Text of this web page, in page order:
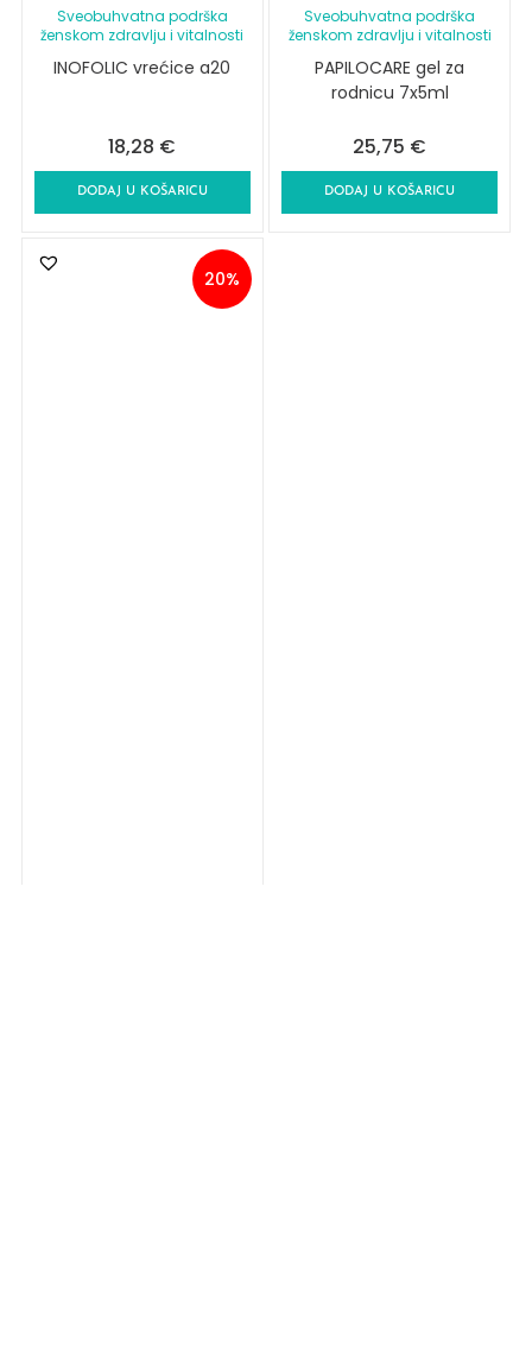
Sveobuhvatna podrška
ženskom zdravlju i vitalnosti
INOFOLIC vrećice a20
18,28 €
DODAJ U KOŠARICU
Sveobuhvatna podrška
ženskom zdravlju i vitalnosti
PAPILOCARE gel za
rodnicu 7x5ml
25,75 €
DODAJ U KOŠARICU
20%